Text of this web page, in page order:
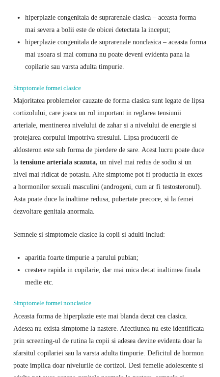
hiperplazie congenitala de suprarenale clasica – aceasta forma
mai severa a bolii este de obicei detectata la inceput;
hiperplazie congenitala de suprarenale nonclasica – aceasta forma
mai usoara si mai comuna nu poate deveni evidenta pana la
copilarie sau varsta adulta timpurie.
Simptomele formei clasice
Majoritatea problemelor cauzate de forma clasica sunt legate de lipsa
cortizolului, care joaca un rol important in reglarea tensiunii
arteriale, mentinerea nivelului de zahar si a nivelului de energie si
protejarea corpului impotriva stresului. Lipsa producerii de
aldosteron este sub forma de pierdere de sare. Acest lucru poate duce
latensiune arteriala scazuta, un nivel mai redus de sodiu si un
nivel mai ridicat de potasiu. Alte simptome pot fi productia in exces
a hormonilor sexuali masculini (androgeni, cum ar fi testosteronul).
Asta poate duce la inaltime redusa, pubertate precoce, si la femei
dezvoltare genitala anormala.
Semnele si simptomele clasice la copii si adulti includ:
aparitia foarte timpurie a parului pubian;
crestere rapida in copilarie, dar mai mica decat inaltimea finala
medie etc.
Simptomele formei nonclasice
Aceasta forma de hiperplazie este mai blanda decat cea clasica.
Adesea nu exista simptome la nastere. Afectiunea nu este identificata
prin screening-ul de rutina la copii si adesea devine evidenta doar la
sfarsitul copilariei sau la varsta adulta timpurie. Deficitul de hormon
poate implica doar nivelurile de cortizol. Desi femeile adolescente si